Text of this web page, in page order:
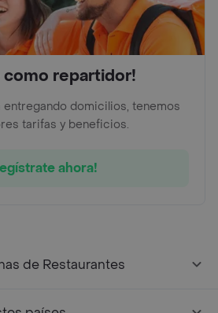
como repartidor!
entregando domicilios, tenemos
tarifas y beneficios.
ahora!
de Restaurantes